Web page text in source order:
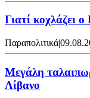
Γιατί κοχλάζει
Παραπολιτικά|
Μεγάλη
Λίβανο